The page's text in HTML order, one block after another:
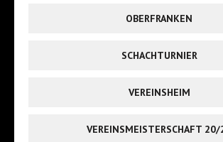
OBERFRANKEN
SCHACHTURNIER
VEREINSHEIM
VEREINSMEISTERSCHAFT 20/